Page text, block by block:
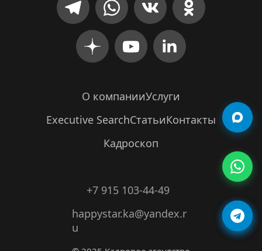
О компанииУслуги
Executive SearchСтатьиКонтакты
Кадроскоп
+7 915 103-44-49
happystar.ka@yandex.r
u